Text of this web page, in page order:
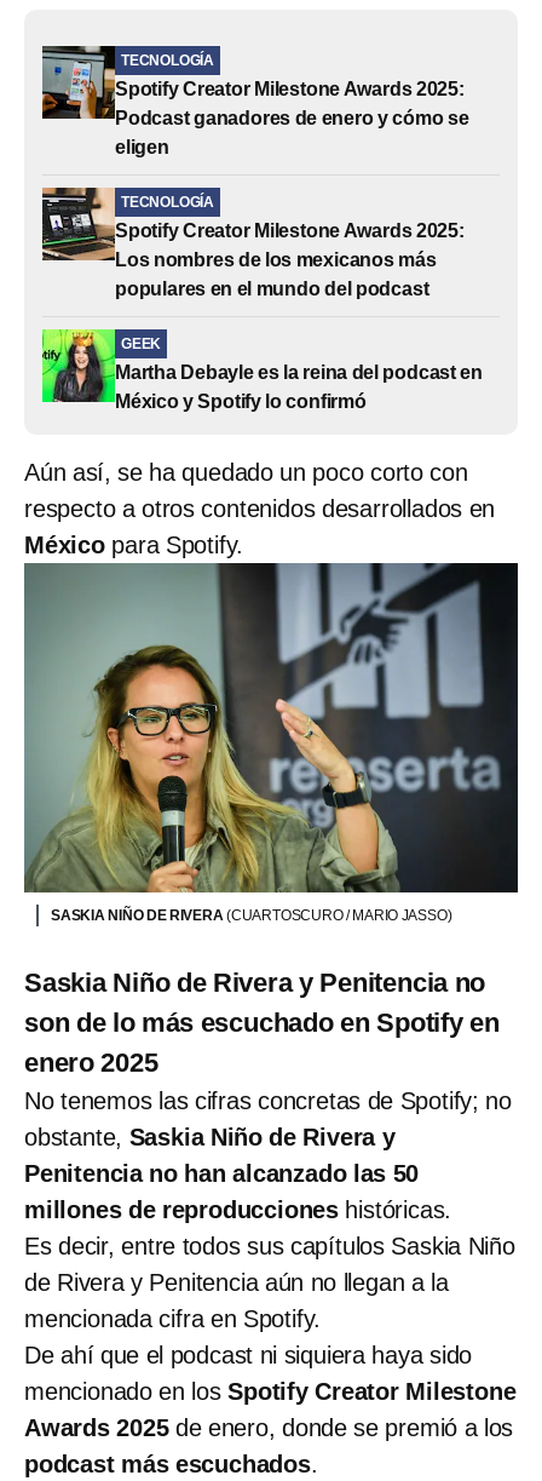
TECNOLOGÍA
Spotify Creator Milestone Awards 2025:
Podcast ganadores de enero y cómo se
eligen
TECNOLOGÍA
Spotify Creator Milestone Awards 2025:
Los nombres de los mexicanos más
populares en el mundo del podcast
GEEK
Martha Debayle es la reina del podcast en
México y Spotify lo confirmó
Aún así, se ha quedado un poco corto con
respecto a otros contenidos desarrollados en
Méxicopara Spotify.
SASKIA NIÑO DE RIVERA (CUARTOSCURO / MARIO JASSO)
Saskia Niño de Rivera y Penitencia no
son de lo más escuchado en Spotify en
enero 2025
No tenemos las cifras concretas de Spotify; no
obstante, Saskia Niño de Rivera y
Penitencia no han alcanzado las 50
millones de reproducciones históricas.
Es decir, entre todos sus capítulos Saskia Niño
de Rivera y Penitencia aún no llegan a la
mencionada cifra en Spotify.
De ahí que el podcast ni siquiera haya sido
mencionado en losSpotify Creator Milestone
Awards 2025de enero, donde se premió a los
podcast más escuchados.